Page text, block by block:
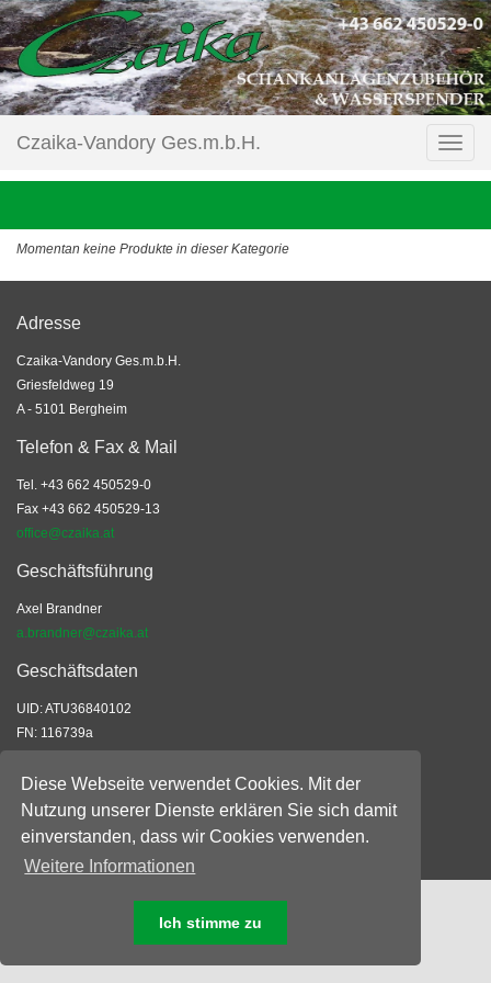
Diese Webseite verwendet Cookies. Mit der
Nutzung unserer Dienste erklären Sie sich damit
einverstanden, dass wir Cookies verwenden.
Weitere Informationen
Ich stimme zu
Czaika-Vandory Ges.m.b.H.
Momentan keine Produkte in dieser Kategorie
Adresse
Czaika-Vandory Ges.m.b.H.
Griesfeldweg 19
A - 5101 Bergheim
Telefon & Fax & Mail
Tel. +43 662 450529-0
Fax +43 662 450529-13
office@czaika.at
Geschäftsführung
Axel Brandner
a.brandner@czaika.at
Geschäftsdaten
UID: ATU36840102
FN: 116739a
ARA: 8740
Allgemeine Geschäftsbedingungen